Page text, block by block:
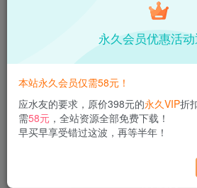
注册
手机号或邮箱
设置新密码
重复密码
永久会员优惠活
本站永久会员仅需58元！
应水友的要求，原价398元的永久VIP折
需58元 ，全站资源全部免费下载！
早买早享受错过这波，再等半年！